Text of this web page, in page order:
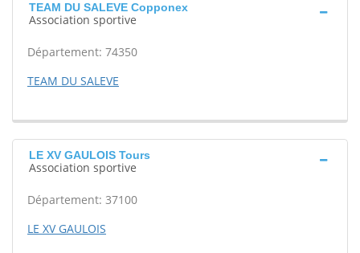
TEAM DU SALEVE Copponex
Association sportive
Département: 74350
TEAM DU SALEVE
LE XV GAULOIS Tours
Association sportive
Département: 37100
LE XV GAULOIS